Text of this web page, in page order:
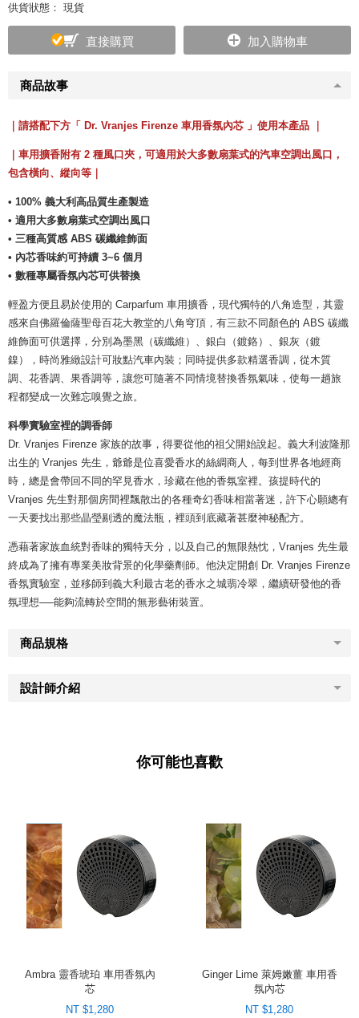
商品故事
｜請搭配下方「 Dr. Vranjes Firenze 車用香氛內芯 」使用本產品 ｜
｜車用擴香附有 2 種風口夾，可適用於大多數扇葉式的汽車空調出風口，
包含橫向、縱向等｜
• 100% 義大利高品質生產製造
• 適用大多數扇葉式空調出風口
• 三種高質感 ABS 碳纖維飾面
• 內芯香味約可持續 3~6 個月
• 數種專屬香氛內芯可供替換
輕盈方便且易於使用的 Carparfum 車用擴香，現代獨特的八角造型，其靈
感來自佛羅倫薩聖母百花大教堂的八角穹頂，有三款不同顏色的 ABS 碳纖
維飾面可供選擇，分別為墨黑（碳纖維）、銀白（鍍鉻）、銀灰（鍍
鎳），時尚雅緻設計可妝點汽車內裝；同時提供多款精選香調，從木質
調、花香調、果香調等，讓您可隨著不同情境替換香氛氣味，使每一趟旅
程都變成一次難忘嗅覺之旅。
科學實驗室裡的調香師
Dr. Vranjes Firenze 家族的故事，得要從他的祖父開始說起。義大利波隆那
出生的 Vranjes 先生，爺爺是位喜愛香水的絲綢商人，每到世界各地經商
時，總是會帶回不同的罕見香水，珍藏在他的香氛室裡。孩提時代的
Vranjes 先生對那個房間裡飄散出的各種奇幻香味相當著迷，許下心願總有
一天要找出那些晶瑩剔透的魔法瓶，裡頭到底藏著甚麼神秘配方。
憑藉著家族血統對香味的獨特天分，以及自己的無限熱忱，Vranjes 先生最
終成為了擁有專業美妝背景的化學藥劑師。他決定開創 Dr. Vranjes Firenze
香氛實驗室，並移師到義大利最古老的香水之城翡冷翠，繼續研發他的香
氛理想──能夠流轉於空間的無形藝術裝置。
商品規格
設計師介紹
供貨狀態： 現貨
直接購買 加入購物車
你可能也喜歡
Ambra 靈香琥珀 車用香氛內
芯
NT $1,280
Ginger Lime 萊姆嫩薑 車用香
氛內芯
NT $1,280